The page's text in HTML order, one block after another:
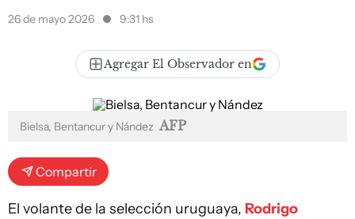
26 de mayo 2026 9:31 hs
Agregar El Observador en
Bielsa, Bentancur y Nández AFP
Compartir
El volante de la selección uruguaya, Rodrigo